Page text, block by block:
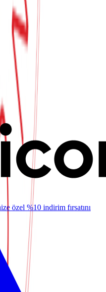
özel %10 indirim fırsatını